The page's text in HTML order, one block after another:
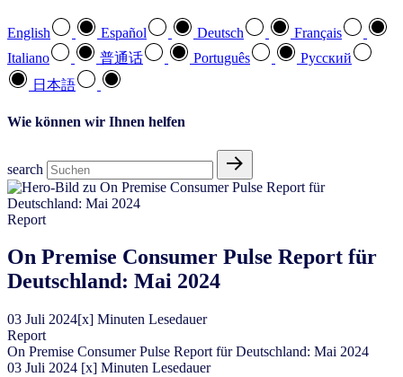
English Español Deutsch
Français
Italiano
普通话 Português
Pусский
日本語
Wie können wir Ihnen helfen
search
Report
On Premise Consumer Pulse Report für
Deutschland: Mai 2024
03 Juli 2024[x] Minuten Lesedauer
Report
On Premise Consumer Pulse Report für Deutschland: Mai 2024
03 Juli 2024 [x] Minuten Lesedauer